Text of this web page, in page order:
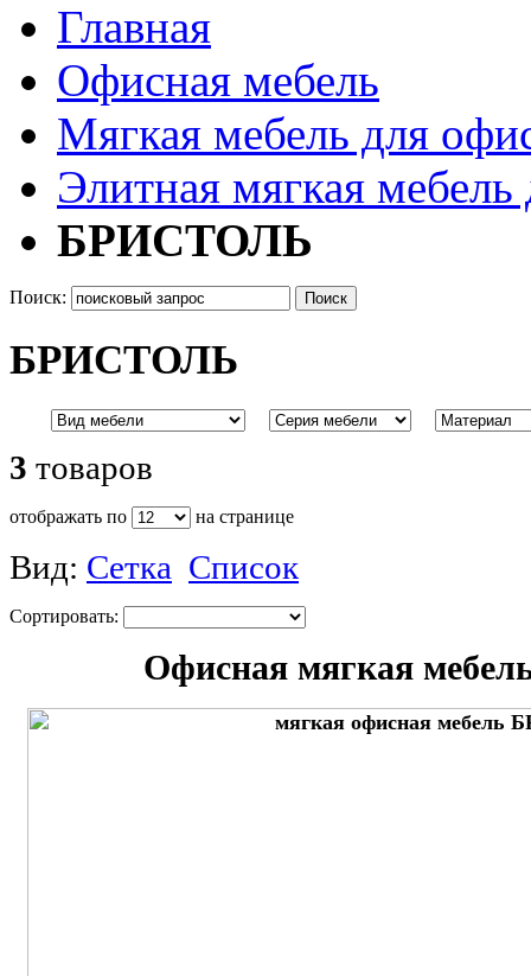
Главная
Офисная мебель
Мягкая мебель для
Элитная мягкая
БРИСТОЛЬ
Поиск: Поиск
БРИСТОЛЬ
3 товаров
отображать по на странице
Вид: Сетка Список
Сортировать:
Офисная мягкая